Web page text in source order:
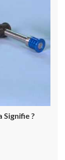
Signifie ?